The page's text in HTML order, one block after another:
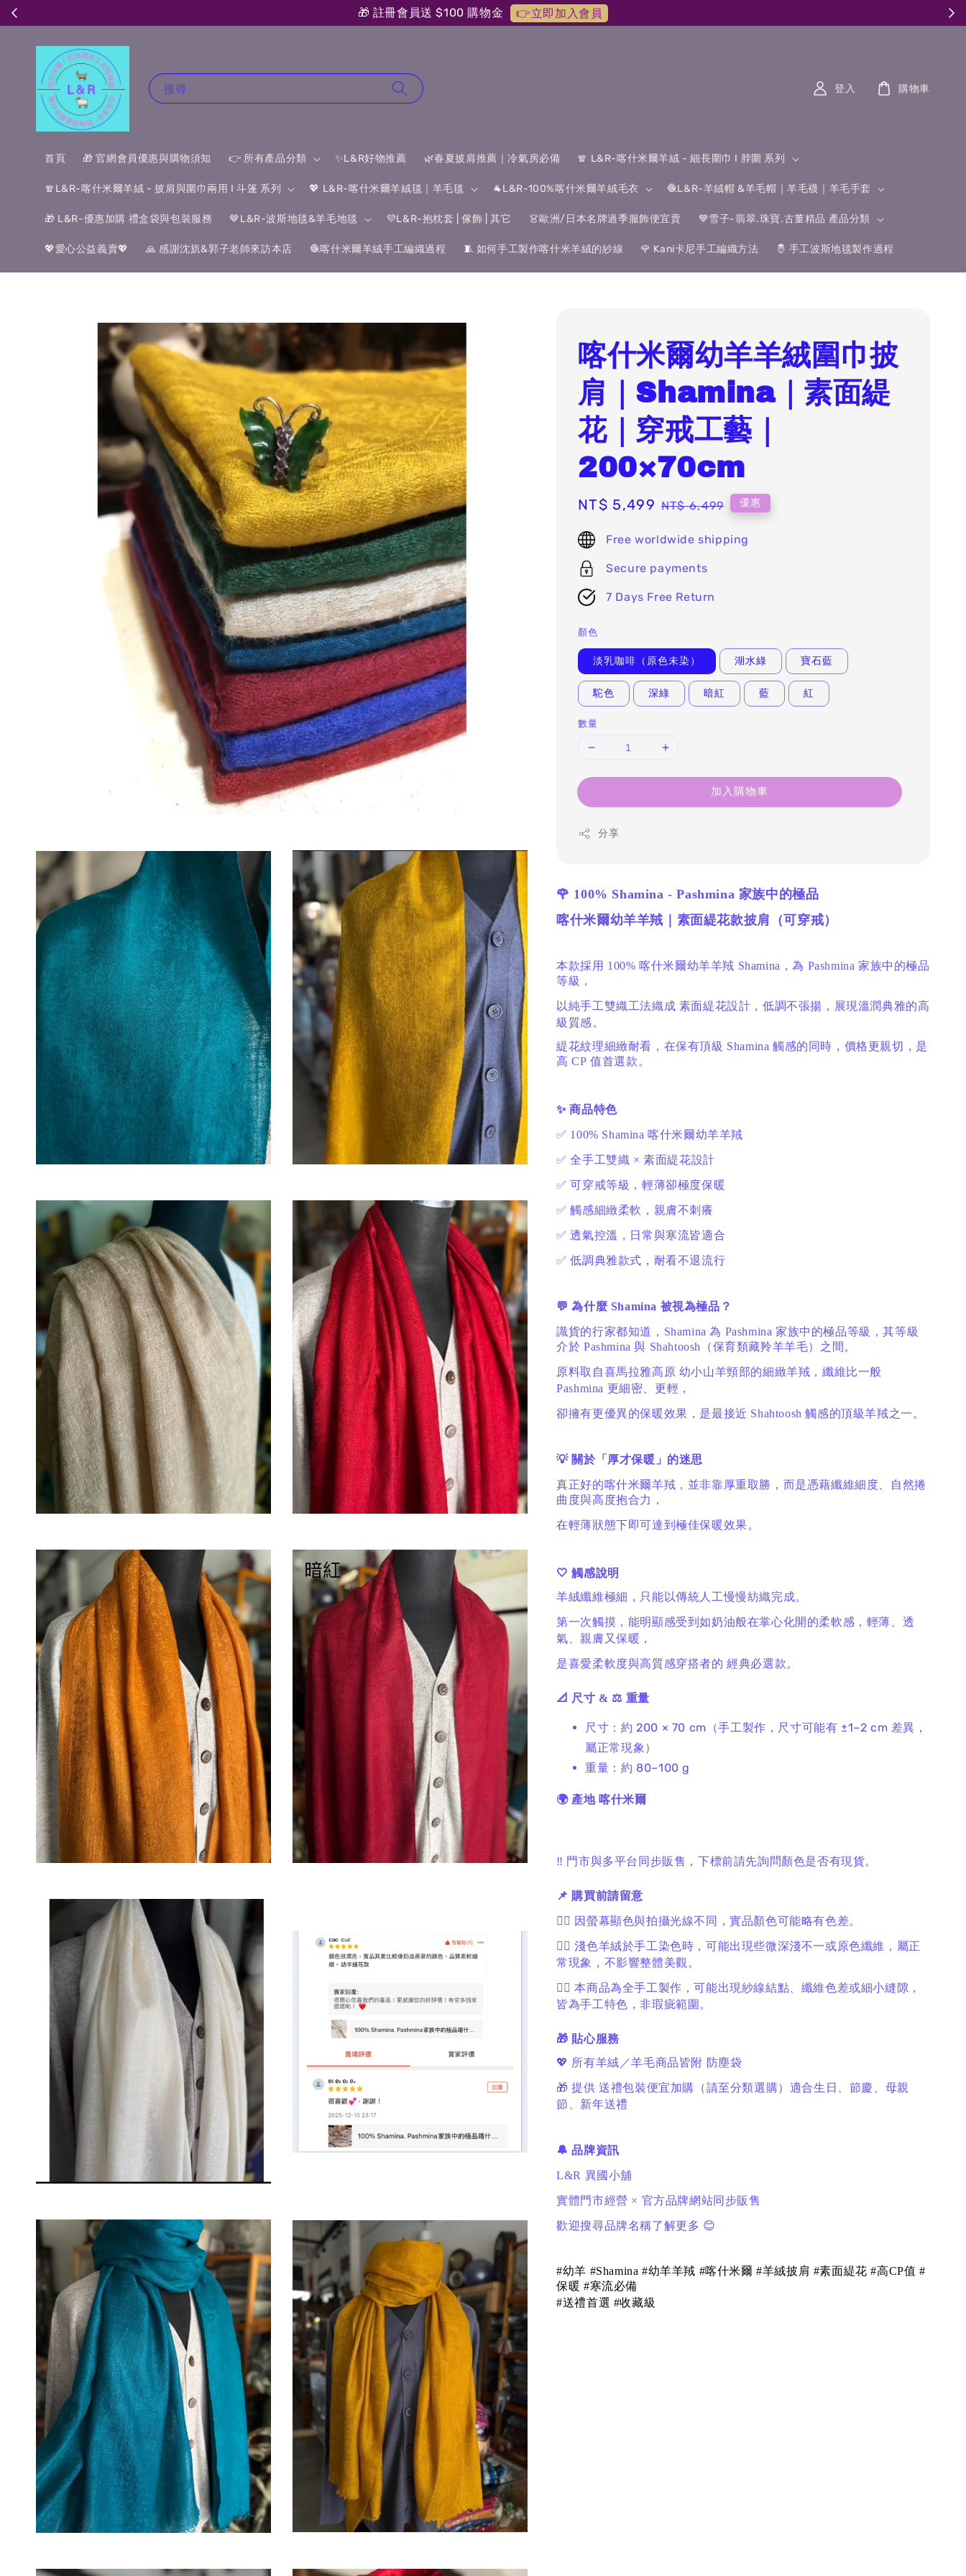
🎁 註冊會員送 $100 購物金 👉立即加入會員
搜尋
首頁 🎁 官網會員優惠與購物須知 👉 所有產品分類 ✨L&R好物推薦 🌿春夏披肩推薦｜冷氣房必備 🧣 L&R-喀什米爾羊絨 - 細長圍巾 I 脖圍 系列
🧣L&R-喀什米爾羊絨 - 披肩與圍巾兩用 I 斗篷 系列 💖 L&R-喀什米爾羊絨毯｜羊毛毯 🐐L&R-100%喀什米爾羊絨毛衣 🧶L&R-羊絨帽 &羊毛帽｜羊毛襪｜羊毛手套
🎁 L&R-優惠加購 禮盒袋與包裝服務 🤎L&R-波斯地毯&羊毛地毯 💜L&R-抱枕套 | 傢飾 | 其它 👗歐洲/日本名牌過季服飾便宜賣 💙雪子-翡翠.珠寶.古董精品 產品分類
💖愛心公益義賣💖 🙏 感謝沈斻&郭子老師來訪本店 🧶喀什米爾羊絨手工編織過程 🧵 如何手工製作喀什米羊絨的紗線 🌹 Kani卡尼手工編織方法 🤴 手工波斯地毯製作過程
登入 購物車
喀什米爾幼羊羊絨圍巾披
肩｜Shamina｜素面緹
花｜穿戒工藝｜
200×70cm
Sale
NT$ 5,499 Regular
NT$ 6,499 優惠
Free worldwide shipping
Secure payments
7 Days Free Return
顏色
淡乳咖啡（原色未染） 湖水綠 寶石藍
駝色 深綠 暗紅 藍 紅
數量
加入購物車
分享
🌹 100% Shamina - Pashmina 家族中的極品
喀什米爾幼羊羊羢｜素面緹花款披肩（可穿戒）
本款採用 100% 喀什米爾幼羊羊羢 Shamina，為 Pashmina 家族中的極品
等級，
以純手工雙織工法織成 素面緹花設計，低調不張揚，展現溫潤典雅的高
級質感。
緹花紋理細緻耐看，在保有頂級 Shamina 觸感的同時，價格更親切，是
高 CP 值首選款。
✨ 商品特色
✅ 100% Shamina 喀什米爾幼羊羊羢
✅ 全手工雙織 × 素面緹花設計
✅ 可穿戒等級，輕薄卻極度保暖
✅ 觸感細緻柔軟，親膚不刺癢
✅ 透氣控溫，日常與寒流皆適合
✅ 低調典雅款式，耐看不退流行
💬 為什麼 Shamina 被視為極品？
識貨的行家都知道，Shamina 為 Pashmina 家族中的極品等級，其等級
介於 Pashmina 與 Shahtoosh（保育類藏羚羊羊毛）之間。
原料取自喜馬拉雅高原 幼小山羊頸部的細緻羊羢，纖維比一般
Pashmina 更細密、更輕，
卻擁有更優異的保暖效果，是最接近 Shahtoosh 觸感的頂級羊羢之一。
💡 關於「厚才保暖」的迷思
真正好的喀什米爾羊羢，並非靠厚重取勝，而是憑藉纖維細度、自然捲
曲度與高度抱合力，
在輕薄狀態下即可達到極佳保暖效果。
🤍 觸感說明
羊絨纖維極細，只能以傳統人工慢慢紡織完成。
第一次觸摸，能明顯感受到如奶油般在掌心化開的柔軟感，輕薄、透
氣、親膚又保暖，
是喜愛柔軟度與高質感穿搭者的 經典必選款。
📐 尺寸 & ⚖️ 重量
尺寸：約 200 × 70 cm（手工製作，尺寸可能有 ±1–2 cm 差異，
屬正常現象）
重量：約 80–100 g
🌍 產地 喀什米爾
‼️ 門市與多平台同步販售，下標前請先詢問顏色是否有現貨。
📌 購買前請留意
🙋‍♀️ 因螢幕顯色與拍攝光線不同，實品顏色可能略有色差。
🙋‍♀️ 淺色羊絨於手工染色時，可能出現些微深淺不一或原色纖維，屬正
常現象，不影響整體美觀。
🙋‍♀️ 本商品為全手工製作，可能出現紗線結點、纖維色差或細小縫隙，
皆為手工特色，非瑕疵範圍。
🎁 貼心服務
💖 所有羊絨／羊毛商品皆附 防塵袋
🎁 提供 送禮包裝便宜加購（請至分類選購）適合生日、節慶、母親
節、新年送禮
🔔 品牌資訊
L&R 異國小舖
實體門市經營 × 官方品牌網站同步販售
歡迎搜尋品牌名稱了解更多 😊
#幼羊 #Shamina #幼羊羊羢 #喀什米爾 #羊絨披肩 #素面緹花 #高CP值 #
保暖 #寒流必備
#送禮首選 #收藏級